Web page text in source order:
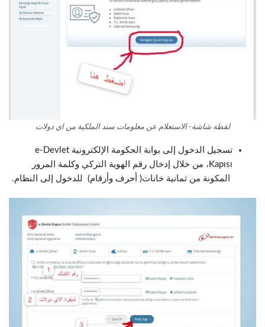
لقطة شاشة- الاستعلام عن معلومات سند الملكية من اي دولات
تسجيل الدخول إلى بوابة الحكومة الإلكترونية e-Devlet
Kapısı، من خلال إدخال رقم الهوية التركي وكلمة المرور
المكونة من ثمانية خانات( أحرف وأرقام) للدخول إلى النظام.